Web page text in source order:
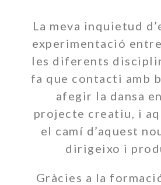
La meva inquietud
experimentació
les diferents
fa que contacti amb
afegir la dansa
projecte creatiu, i
el camí d’aquest
dirigeixo i
Gràcies a la